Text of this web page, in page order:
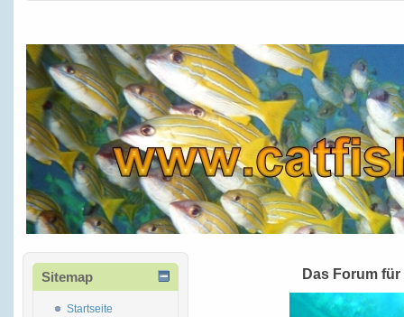
Sitemap
Startseite
Das Forum